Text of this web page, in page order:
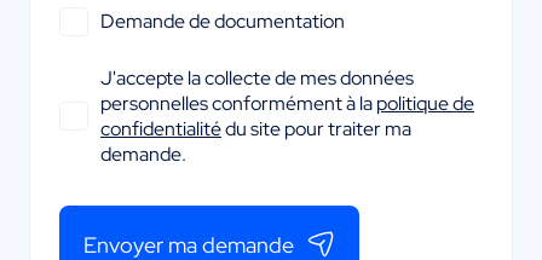
Demande de documentation
J'accepte la collecte de mes données
personnelles conformément à lapolitique de
confidentialitédu site pour traiter ma
demande.
Envoyer ma demande